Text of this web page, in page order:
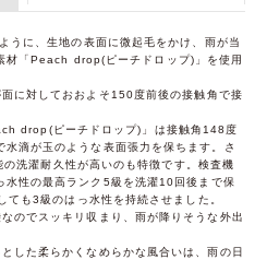
うに、生地の表面に微起毛をかけ、雨が当
材「Peach drop(ピーチドロップ)」を使用
に対しておおよそ150度前後の接触角で接
drop(ピーチドロップ)」は接触角148度
滴が玉のような表面張力を保ちます。さ
洗濯耐久性が高いのも特徴です。検査機
水性の最高ランク5級を洗濯10回後まで保
も3級のはっ水性を持続させました。
のでスッキリ収まり、雨が降りそうな外出
した柔らかくなめらかな風合いは、雨の日